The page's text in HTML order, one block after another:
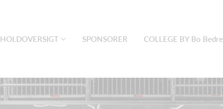
HOLDOVERSIGT SPONSORER COLLEGE BY Bo Bedre